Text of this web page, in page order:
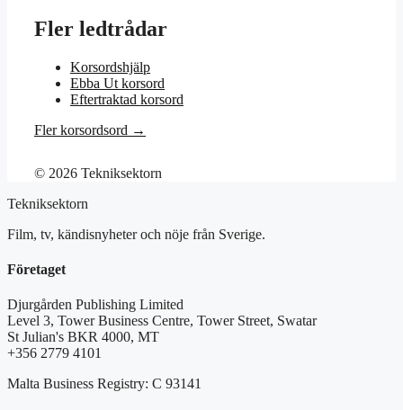
Fler ledtrådar
Korsordshjälp
Ebba Ut korsord
Eftertraktad korsord
Fler korsordsord →
© 2026 Tekniksektorn
Tekniksektorn
Film, tv, kändisnyheter och nöje från Sverige.
Företaget
Djurgården Publishing Limited
Level 3, Tower Business Centre, Tower Street, Swatar
St Julian's BKR 4000, MT
+356 2779 4101
Malta Business Registry: C 93141